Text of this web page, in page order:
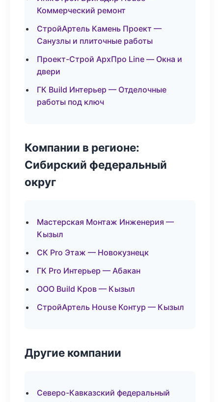
Коммерческий ремонт
СтройАртель Камень Проект —
Санузлы и плиточные работы
Проект-Строй АрхПро Line — Окна и
двери
ГК Build Интерьер — Отделочные
работы под ключ
Компании в регионе:
Сибирский федеральный
округ
Мастерская Монтаж Инженерия —
Кызыл
СК Pro Этаж — Новокузнецк
ГК Pro Интерьер — Абакан
ООО Build Кров — Кызыл
СтройАртель House Контур — Кызыл
Другие компании
Северо-Кавказский федеральный